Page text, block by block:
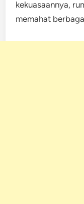
kekuasaannya,
memahat